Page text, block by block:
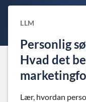
LLM
Personlig
Hvad det
Lær, hvordan